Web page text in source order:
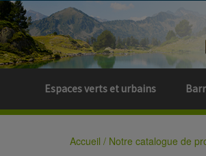
Espaces verts et urbains
Accueil / Notre catalogue de